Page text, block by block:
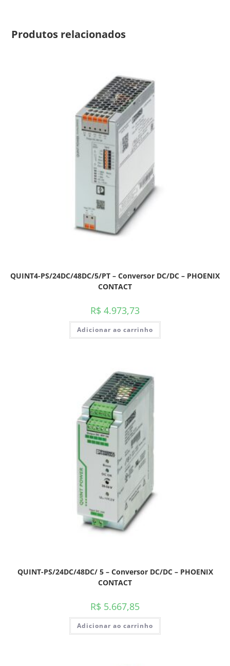
Produtos relacionados
QUINT4-PS/24DC/48DC/5/PT – Conversor DC/DC – PHOENIX
CONTACT
R$ 4.973,73
Adicionar ao carrinho
QUINT-PS/24DC/48DC/ 5 – Conversor DC/DC – PHOENIX
CONTACT
R$ 5.667,85
Adicionar ao carrinho